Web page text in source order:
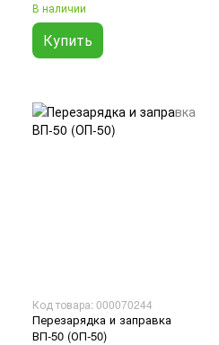
В наличии
Купить
Код товара: 000070244
Перезарядка и заправка
ВП-50 (ОП-50)